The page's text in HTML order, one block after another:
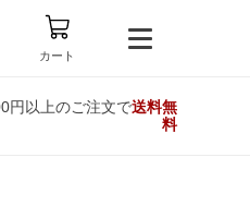
カート
円以上のご注文で送料無
料